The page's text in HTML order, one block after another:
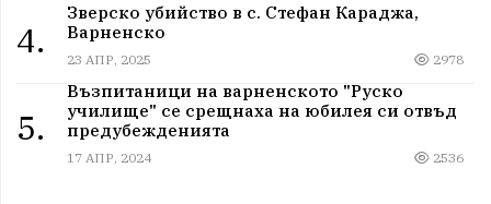
4.
Зверско убийство в с. Стефан Караджа,
Варненско
23 АПР, 2025 2978
5.
Възпитаници на варненското "Руско
училище" се срещнаха на юбилея си отвъд
предубежденията
17 АПР, 2024 2536